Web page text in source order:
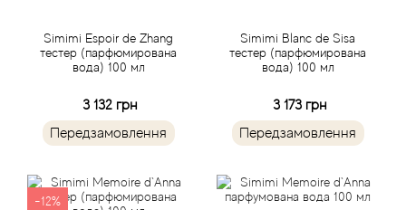
Simimi Espoir de Zhang
тестер (парфюмирована
вода) 100 мл
3 132 грн
Передзамовлення
Simimi Blanc de Sisa
тестер (парфюмирована
вода) 100 мл
3 173 грн
Передзамовлення
-12%
Acqua di Parma
Acqua di Sardegna
Adidas
Aedes de Venustas